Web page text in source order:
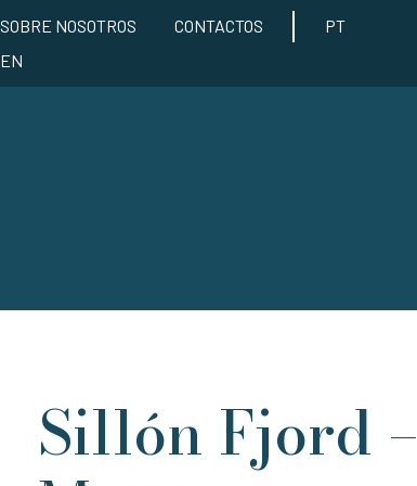
SOBRE NOSOTROS CONTACTOS
PT
EN
Sillón Fjord –